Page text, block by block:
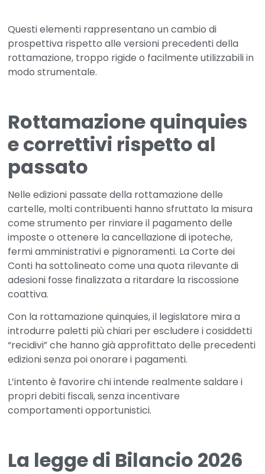
Questi elementi rappresentano un cambio di
prospettiva rispetto alle versioni precedenti della
rottamazione, troppo rigide o facilmente utilizzabili in
modo strumentale.
Rottamazione quinquies
e correttivi rispetto al
passato
Nelle edizioni passate della rottamazione delle
cartelle, molti contribuenti hanno sfruttato la misura
come strumento per rinviare il pagamento delle
imposte o ottenere la cancellazione di ipoteche,
fermi amministrativi e pignoramenti. La Corte dei
Conti ha sottolineato come una quota rilevante di
adesioni fosse finalizzata a ritardare la riscossione
coattiva.
Con la rottamazione quinquies, il legislatore mira a
introdurre paletti più chiari perescludere i cosiddetti
“recidivi” che hanno già approfittato delle precedenti
edizioni senza poi onorare i pagamenti.
L’intento è favorire chi intende realmente saldare i
propri debiti fiscali, senza incentivare
comportamenti opportunistici.
La legge di Bilancio 2026